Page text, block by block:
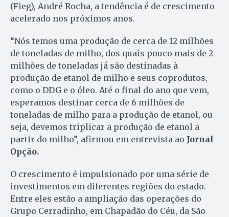
(Fieg), André Rocha, a tendência é de crescimento
acelerado nos próximos anos.
“Nós temos uma produção de cerca de 12 milhões
de toneladas de milho, dos quais pouco mais de 2
milhões de toneladas já são destinadas à
produção de etanol de milho e seus coprodutos,
como o DDG e o óleo. Até o final do ano que vem,
esperamos destinar cerca de 6 milhões de
toneladas de milho para a produção de etanol, ou
seja, devemos triplicar a produção de etanol a
partir do milho”, afirmou em entrevista ao Jornal
Opção.
O crescimento é impulsionado por uma série de
investimentos em diferentes regiões do estado.
Entre eles estão a ampliação das operações do
Grupo Cerradinho, em Chapadão do Céu, da São